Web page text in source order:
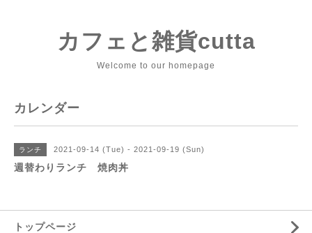
カフェと雑貨cutta
Welcome to our homepage
カレンダー
ランチ 2021-09-14 (Tue) - 2021-09-19 (Sun)
週替わりランチ 焼肉丼
トップページ